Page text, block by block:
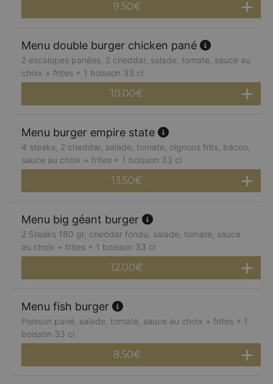
9.50€
Menu double burger chicken pané
2 escalopes panées, 2 cheddar, salade, tomate, sauce au
choix + frites + 1 boisson 33 cl
10.00€
Menu burger empire state
4 steaks, 2 cheddar, salade, tomate, oignons frits, bacon,
sauce au choix + frites + 1 boisson 33 cl
13.50€
Menu big géant burger
2 Steaks 180 gr, cheddar fondu, salade, tomate, sauce
au choix + frites + 1 boisson 33 cl
12.00€
Menu fish burger
Poisson pané, salade, tomate, sauce au choix + frites + 1
boisson 33 cl
8.50€